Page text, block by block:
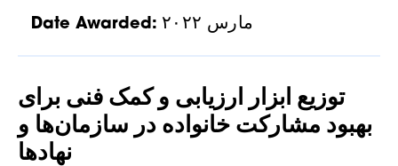
Date Awarded:
مارس ۲۰۲۲
توزیع ابزار ارزیابی و کمک فنی برای
بهبود مشارکت خانواده در سازمان‌ها و
نهادها